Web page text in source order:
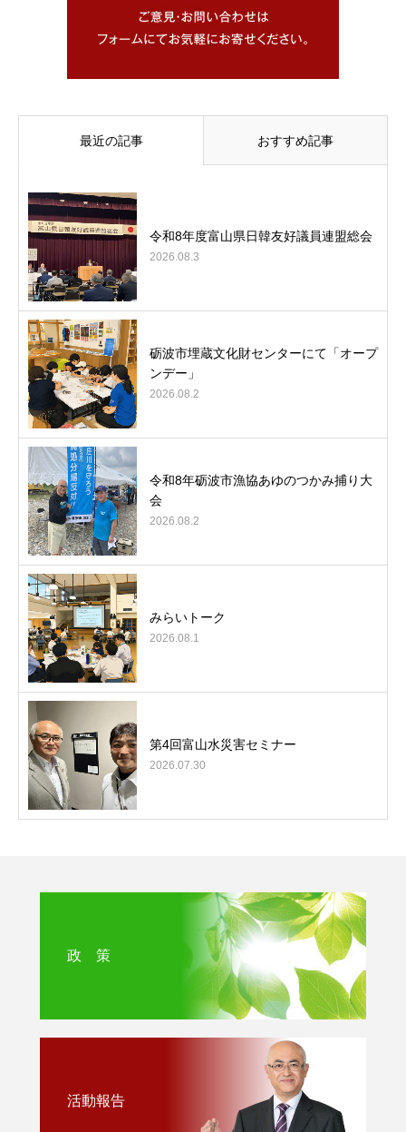
最近の記事 おすすめ記事
令和8年度富山県日韓友好議員連盟総会
2026.08.3
砺波市埋蔵文化財センターにて「オープ
ンデー」
2026.08.2
令和8年砺波市漁協あゆのつかみ捕り大
会
2026.08.2
みらいトーク
2026.08.1
第4回富山水災害セミナー
2026.07.30
政 策
活動報告